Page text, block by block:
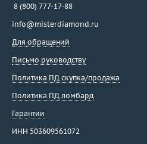
8 (800) 777-17-88
info@misterdiamond.ru
Для обращений
Письмо руководству
Политика ПД скупка/продажа
Политика ПД ломбард
Гарантии
ИНН 503609561072